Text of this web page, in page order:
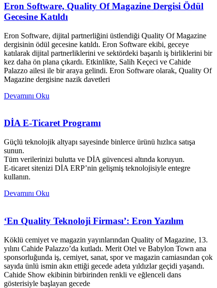
Eron Software, Quality Of Magazine Dergisi Ödül
Gecesine Katıldı
Eron Software, dijital partnerliğini üstlendiği Quality Of Magazine
dergisinin ödül gecesine katıldı. Eron Software ekibi, geceye
katılarak dijital partnerliklerini ve sektördeki başarılı iş birliklerini bir
kez daha ön plana çıkardı. Etkinlikte, Salih Keçeci ve Cahide
Palazzo ailesi ile bir araya gelindi. Eron Software olarak, Quality Of
Magazine dergisine nazik davetleri
Devamını Oku
DİA E-Ticaret Programı
Güçlü teknolojik altyapı sayesinde binlerce ürünü hızlıca satışa
sunun.
Tüm verilerinizi bulutta ve DİA güvencesi altında koruyun.
E-ticaret sitenizi DİA ERP’nin gelişmiş teknolojisiyle entegre
kullanın.
Devamını Oku
‘En Quality Teknoloji Firması’: Eron Yazılım
Köklü cemiyet ve magazin yayınlarından Quality of Magazine, 13.
yılını Cahide Palazzo’da kutladı. Merit Otel ve Babylon Town ana
sponsorluğunda iş, cemiyet, sanat, spor ve magazin camiasından çok
sayıda ünlü ismin akın ettiği gecede adeta yıldızlar geçidi yaşandı.
Cahide Show ekibinin birbirinden renkli ve eğlenceli dans
gösterisiyle başlayan gecede